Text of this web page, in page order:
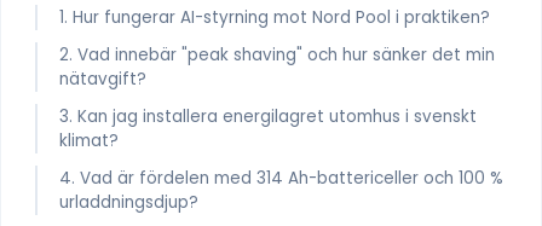
1. Hur fungerar AI-styrning mot Nord Pool i praktiken?
2. Vad innebär "peak shaving" och hur sänker det min
nätavgift?
3. Kan jag installera energilagret utomhus i svenskt
klimat?
4. Vad är fördelen med 314 Ah-battericeller och 100 %
urladdningsdjup?